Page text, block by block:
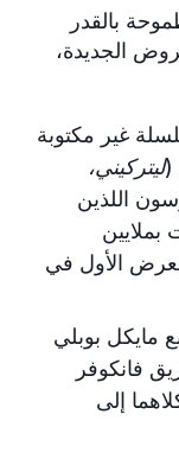
بالقدر
الجديدة،
غير مكتوبة
(ليتركيني،
اللذين
الأول في
مايكل بوبلي
فانكوفر
إلى